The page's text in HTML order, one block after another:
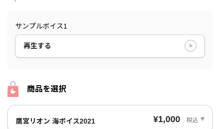
サンプルボイス1
再生する
商品を選択
鷹宮リオン 海ボイス2021 ¥1,000 税込